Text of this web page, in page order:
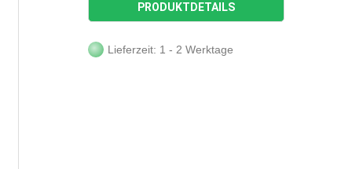
PRODUKTDETAILS
Lieferzeit: 1 - 2 Werktage